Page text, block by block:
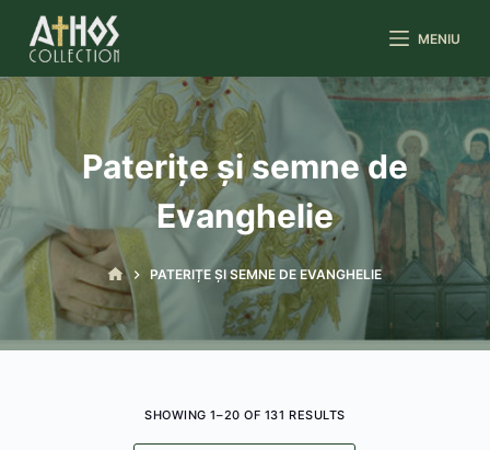
k
i
p
t
o
n
t
e
n
MENIU
Paterițe și semne de
Evanghelie
PATERIȚE ȘI SEMNE DE EVANGHELIE
SHOWING 1–20 OF 131 RESULTS